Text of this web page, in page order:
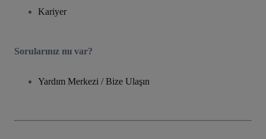
Kariyer
Sorularınız mı var?
Yardım Merkezi / Bize Ulaşın